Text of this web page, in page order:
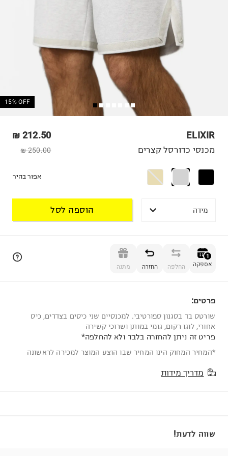
15% OFF
ELIXIR
212.50 ₪
250.00 ₪ מכנסי כדורסל קצרים
אפור בהיר
מידה הוספה לסל
1
אספקה החלפה החזרה מתנה
פרטים:
שורטס בד בסגנון ספורטיבי. למכנסיים שני כיסים בצדדים, כיס
אחורי, לוגו רקום, גומי במותן ושרוכי קשירה
פריט זה ניתן להחזרה בלבד ולא להחלפה*
*המחיר המחוק הינו המחיר שבו הוצע המוצר למכירה לראשונה
מדריך מידות
שווה לדעת!